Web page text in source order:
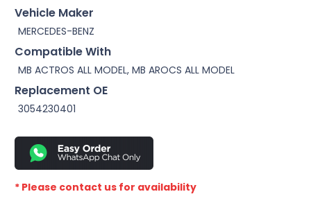
Vehicle Maker
MERCEDES-BENZ
Compatible With
MB ACTROS ALL MODEL, MB AROCS ALL MODEL
Replacement OE
3054230401
* Please contact us for availability